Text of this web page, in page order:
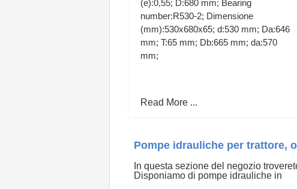
(e):0,55; D:680 mm; Bearing
number:R530-2; Dimensione
(mm):530x680x65; d:530 mm; Da:646
mm; T:65 mm; Db:665 mm; da:570
mm;
Read More ...
Pompe idrauliche per trattore,
In questa sezione del negozio
Disponiamo di pompe idrauliche in